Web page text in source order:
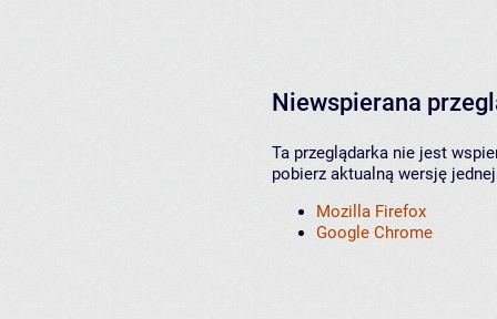
Niewspierana
Ta przeglądarka nie jest
pobierz aktualną wersję
Mozilla Firefox
Google Chrome